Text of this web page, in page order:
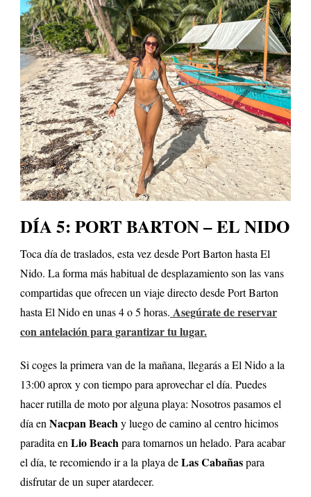
DÍA 5: PORT BARTON – EL NIDO
Toca día de traslados, esta vez desde Port Barton hasta El
Nido. La forma más habitual de desplazamiento son las vans
compartidas que ofrecen un viaje directo desde Port Barton
hasta El Nido en unas 4 o 5 horas. Asegúrate de reservar
con antelación para garantizar tu lugar.
Si coges la primera van de la mañana, llegarás a El Nido a la
13:00 aprox y con tiempo para aprovechar el día. Puedes
hacer rutilla de moto por alguna playa: Nosotros pasamos el
día en Nacpan Beachy luego de camino al centro hicimos
paradita en Lio Beachpara tomarnos un helado. Para acabar
el día, te recomiendo ir a la playa deLas Cabañaspara
disfrutar de un super atardecer.